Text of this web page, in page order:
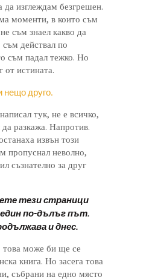
изглеждам безгрешен.
моменти, в които съм
съм знаел какво да
съм действал по
съм падал тежко. Но
от истината.
нещо друго.
тук, не е всичко,
разкажа. Напротив.
извън този
пропуснал неволно,
съзнателно за друг
тези страници
по-дълъг път.
и днес.
това може би ще се
книга. Но засега това
събрани на едно място